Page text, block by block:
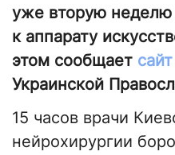
уже вторую
к аппарату
этом сообщает
Украинской
15 часов врачи
нейрохирургии